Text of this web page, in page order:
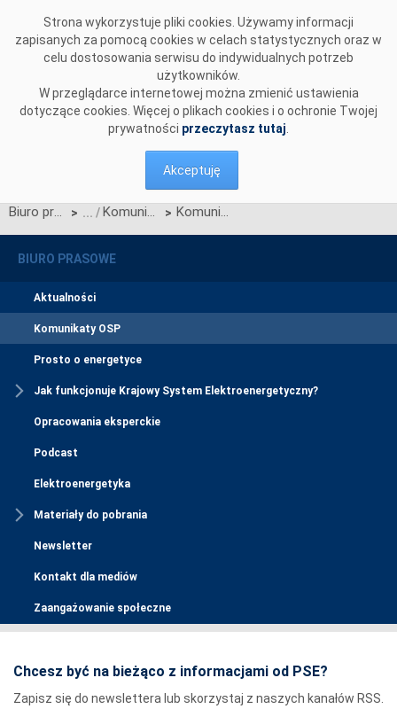
Strona wykorzystuje pliki cookies. Używamy informacji
zapisanych za pomocą cookies w celach statystycznych oraz w
celu dostosowania serwisu do indywidualnych potrzeb
użytkowników.
W przeglądarce internetowej można zmienić ustawienia
dotyczące cookies. Więcej o plikach cookies i o ochronie Twojej
prywatności przeczytasz tutaj
Akceptuję
Biuro prasowe > Komunikaty OSP > Komunikat OSP dotyczący zatwierdzenia Kart aktualizacji nr: CK/14/2021 IRiESP - Korzystanie i CB/30/2021 IRiESP - Bilansowanie
BIURO PRASOWE
Aktualności
Komunikaty OSP
Prosto o energetyce
Jak funkcjonuje Krajowy System Elektroenergetyczny?
Opracowania eksperckie
Podcast
Elektroenergetyka
Materiały do pobrania
Newsletter
Kontakt dla mediów
Zaangażowanie społeczne
Chcesz być na bieżąco z informacjami od PSE?
Zapisz się do newslettera lub skorzystaj z naszych kanałów RSS.